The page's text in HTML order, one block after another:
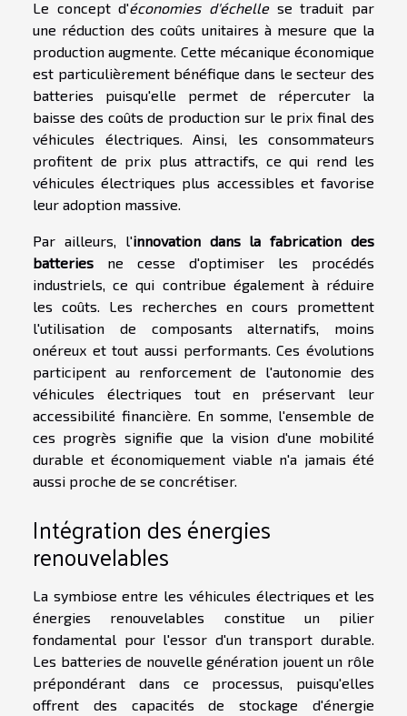
Le concept d'économies d'échellese traduit par
une réduction des coûts unitaires à mesure que la
production augmente. Cette mécanique économique
est particulièrement bénéfique dans le secteur des
batteries puisqu'elle permet de répercuter la
baisse des coûts de production sur le prix final des
véhicules électriques. Ainsi, les consommateurs
profitent de prix plus attractifs, ce qui rend les
véhicules électriques plus accessibles et favorise
leur adoption massive.
Par ailleurs, l'innovation dans la fabrication des
batteries ne cesse d'optimiser les procédés
industriels, ce qui contribue également à réduire
les coûts. Les recherches en cours promettent
l'utilisation de composants alternatifs, moins
onéreux et tout aussi performants. Ces évolutions
participent au renforcement de l'autonomie des
véhicules électriques tout en préservant leur
accessibilité financière. En somme, l'ensemble de
ces progrès signifie que la vision d'une mobilité
durable et économiquement viable n'a jamais été
aussi proche de se concrétiser.
Intégration des énergies
renouvelables
La symbiose entre les véhicules électriques et les
énergies renouvelables constitue un pilier
fondamental pour l'essor d'un transport durable.
Les batteries de nouvelle génération jouent un rôle
prépondérant dans ce processus, puisqu'elles
offrent des capacités de stockage d'énergie